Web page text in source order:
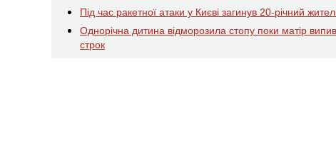
Під час ракетної атаки у Києві загинув 20-річний
Однорічна дитина відморозила стопу поки матір
строк